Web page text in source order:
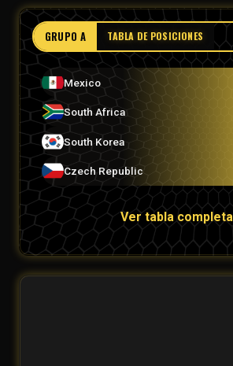
GRUPO A TABLA DE POSICIONES
Mexico
South Africa
South Korea
Czech Republic
Ver tabla completa